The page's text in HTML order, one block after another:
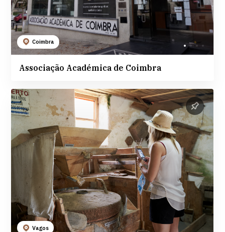
Coimbra
Associação Académica de Coimbra
Vagos